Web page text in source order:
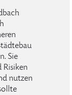
Sie
Risiken
nutzen